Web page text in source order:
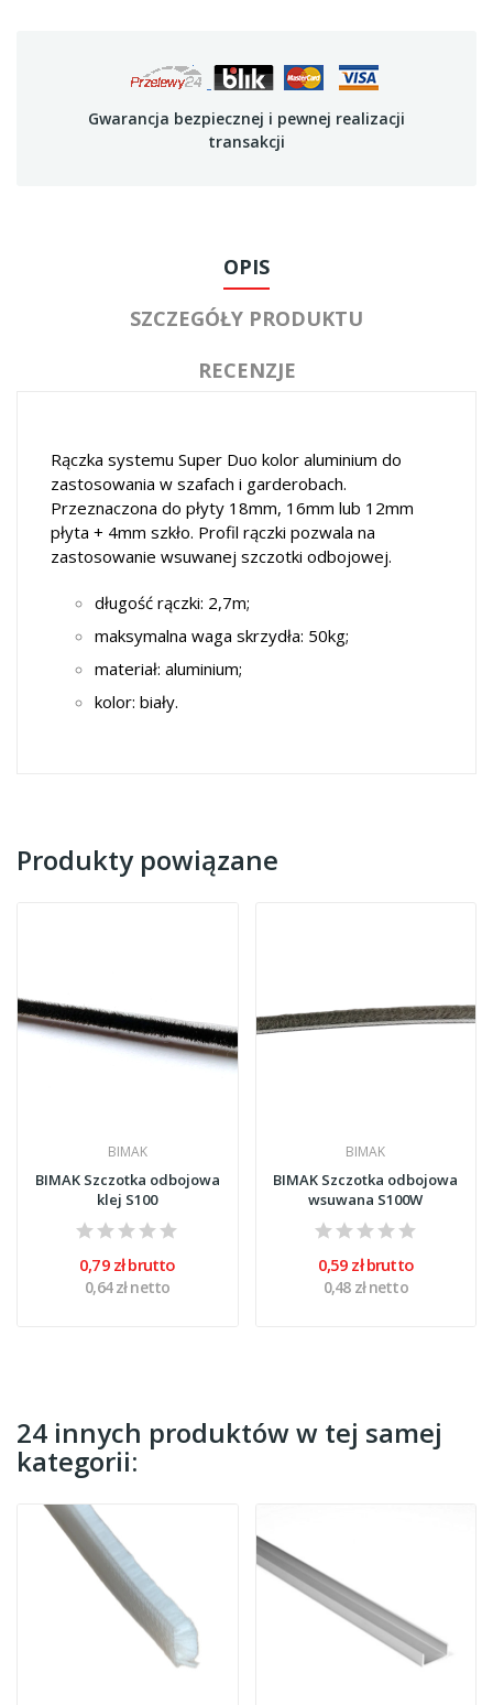
Gwarancja bezpiecznej i pewnej realizacji
transakcji
OPIS
SZCZEGÓŁY PRODUKTU
RECENZJE
Rączka systemu Super Duo kolor aluminium do
zastosowania w szafach i garderobach.
Przeznaczona do płyty 18mm, 16mm lub 12mm
płyta + 4mm szkło. Profil rączki pozwala na
zastosowanie wsuwanej szczotki odbojowej.
długość rączki: 2,7m;
maksymalna waga skrzydła: 50kg;
materiał: aluminium;
kolor: biały.
Produkty powiązane
BIMAK
BIMAK Szczotka odbojowa
klej S100
0,79 zł brutto
0,64 zł netto
BIMAK
BIMAK Szczotka odbojowa
wsuwana S100W
0,59 zł brutto
0,48 zł netto
24 innych produktów w tej samej
kategorii: